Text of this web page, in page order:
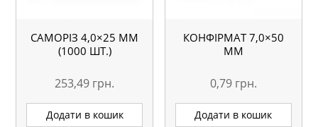
САМОРІЗ 4,0×25 ММ
(1000 ШТ.)
253,49 грн.
Додати в кошик
КОНФІРМАТ 7,0×50
MM
0,79 грн.
Додати в кошик